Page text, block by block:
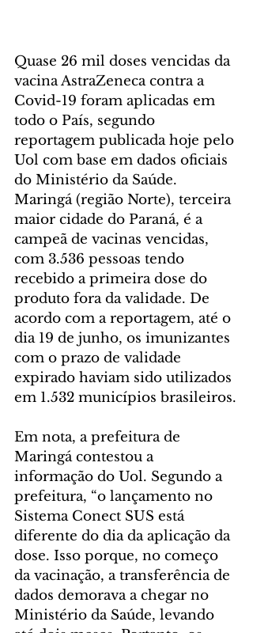
Quase 26 mil doses vencidas da
vacina AstraZeneca contra a
Covid-19 foram aplicadas em
todo o País, segundo
reportagem publicada hoje pelo
Uol com base em dados oficiais
do Ministério da Saúde.
Maringá (região Norte), terceira
maior cidade do Paraná, é a
campeã de vacinas vencidas,
com 3.536 pessoas tendo
recebido a primeira dose do
produto fora da validade. De
acordo com a reportagem, até o
dia 19 de junho, os imunizantes
com o prazo de validade
expirado haviam sido utilizados
em 1.532 municípios brasileiros.
Em nota, a prefeitura de
Maringá contestou a
informação do Uol. Segundo a
prefeitura, “o lançamento no
Sistema Conect SUS está
diferente do dia da aplicação da
dose. Isso porque, no começo
da vacinação, a transferência de
dados demorava a chegar no
Ministério da Saúde, levando